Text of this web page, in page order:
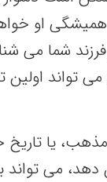
او
شما می
تواند
یا تاریخ
دهد، می تواند